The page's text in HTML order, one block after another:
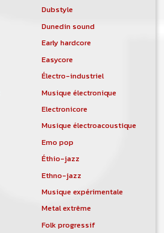
Dubstyle
Dunedin sound
Early hardcore
Easycore
Électro-industriel
Musique électronique
Electronicore
Musique électroacoustique
Emo pop
Éthio-jazz
Ethno-jazz
Musique expérimentale
Metal extrême
Folk progressif